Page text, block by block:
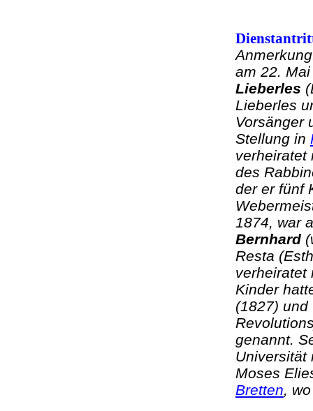
am 22.
Lieberles
Lieberles
Vorsänger
Stellung in
des
der er fünf
1874, war
Bernhard
Resta
Kinder
(1827) und
genannt.
Universität
Moses
Bretten,